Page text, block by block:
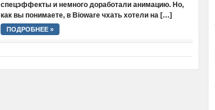
спецэффекты и немного доработали анимацию. Но,
как вы понимаете, в Bioware чхать хотели на […]
ПОДРОБНЕЕ »